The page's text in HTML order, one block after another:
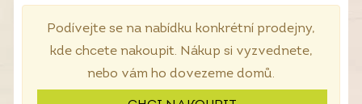
Podívejte se na nabídku konkrétní prodejny,
kde chcete nakoupit. Nákup si vyzvednete,
nebo vám ho dovezeme domů.